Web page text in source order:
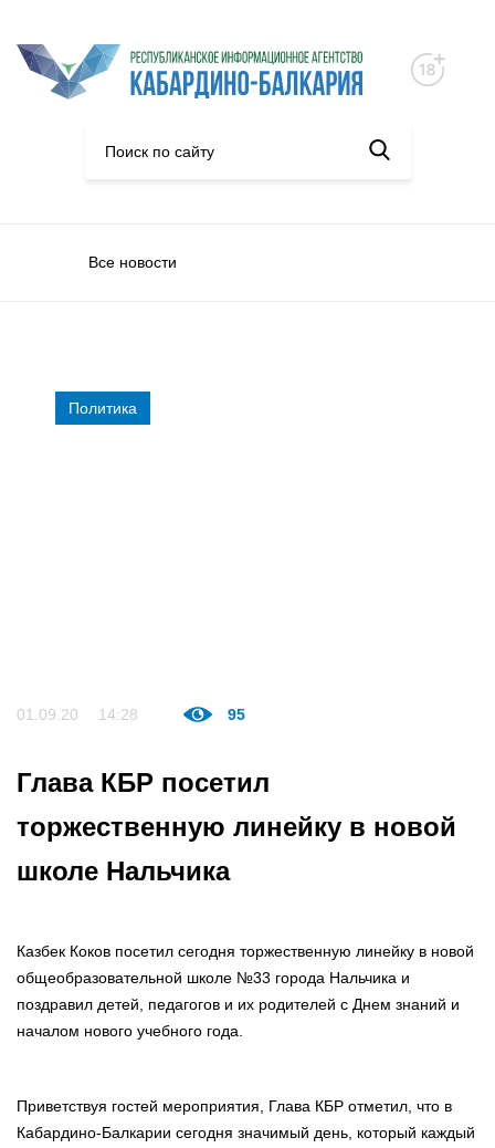
Все новости
Политика
01.09.20 14:28 95
Глава КБР посетил
торжественную линейку в новой
школе Нальчика
Казбек Коков посетил сегодня торжественную линейку в новой
общеобразовательной школе №33 города Нальчика и
поздравил детей, педагогов и их родителей с Днем знаний и
началом нового учебного года.
Приветствуя гостей мероприятия, Глава КБР отметил, что в
Кабардино-Балкарии сегодня значимый день, который каждый